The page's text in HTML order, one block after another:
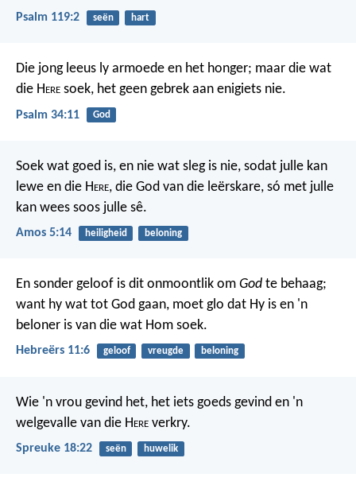
Psalm 119:2 seën hart
Die jong leeus ly armoede en het honger; maar die wat
die Here soek, het geen gebrek aan enigiets nie.
Psalm 34:11 God
Soek wat goed is, en nie wat sleg is nie, sodat julle kan
lewe en die Here, die God van die leërskare, só met julle
kan wees soos julle sê.
Amos 5:14 heiligheid beloning
En sonder geloof is dit onmoontlik om God te behaag;
want hy wat tot God gaan, moet glo dat Hy is en 'n
beloner is van die wat Hom soek.
Hebreërs 11:6 geloof vreugde beloning
Wie 'n vrou gevind het, het iets goeds gevind en 'n
welgevalle van die Here verkry.
Spreuke 18:22 seën huwelik